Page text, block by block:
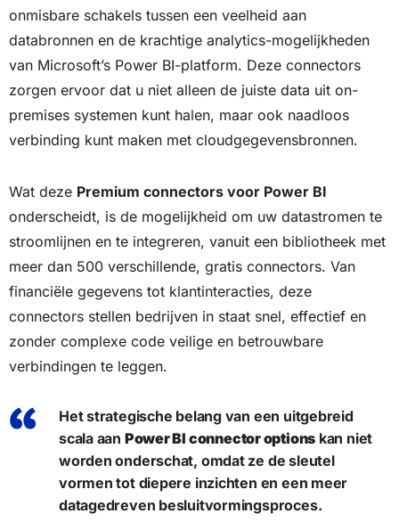
onmisbare schakels tussen een veelheid aan
databronnen en de krachtige analytics-mogelijkheden
van Microsoft’s Power BI-platform. Deze connectors
zorgen ervoor dat u niet alleen de juiste data uit on-
premises systemen kunt halen, maar ook naadloos
verbinding kunt maken met cloudgegevensbronnen.
Wat deze Premium connectors voor Power BI
onderscheidt, is de mogelijkheid om uw datastromen te
stroomlijnen en te integreren, vanuit een bibliotheek met
meer dan 500 verschillende, gratis connectors. Van
financiële gegevens tot klantinteracties, deze
connectors stellen bedrijven in staat snel, effectief en
zonder complexe code veilige en betrouwbare
verbindingen te leggen.
Het strategische belang van een uitgebreid
scala aan Power BI connector options kan niet
worden onderschat, omdat ze de sleutel
vormen tot diepere inzichten en een meer
datagedreven besluitvormingsproces.